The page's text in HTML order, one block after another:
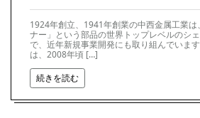
1924年創立、1941年創業の中西金属工業
ナー」という部品の世界トップレベルのシ
で、近年新規事業開発にも取り組んでいま
は、2008年頃 […]
続きを読む